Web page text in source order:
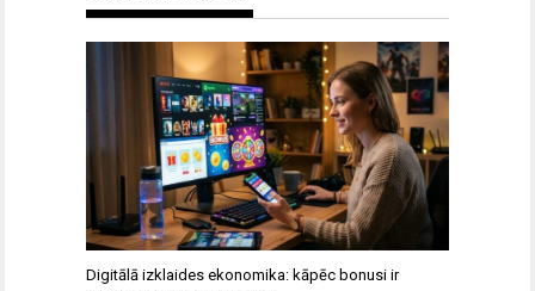
Digitālā izklaides ekonomika: kāpēc bonusi ir